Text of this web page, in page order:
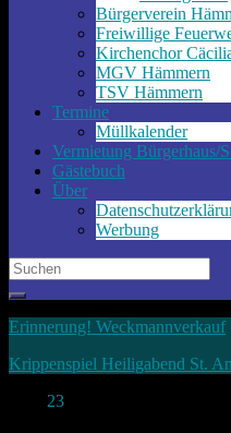
Bürgerverein
Freiwillige
Kirchenchor
MGV Hämmern
TSV Hämmern
Termine
Müllkalender
Vermietung Bürgerhaus/
Gästebuch
Über
Werbung
Search
for:
Erinnerung! Weckmannverkauf
Krippenspiel Heiligabend St.
23